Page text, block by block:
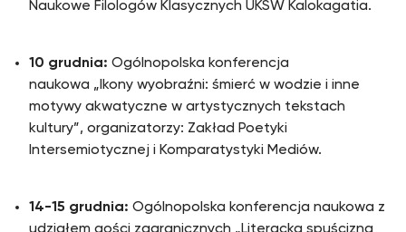
Naukowe Filologów Klasycznych UKSW Kalokagatia.
10 grudnia: Ogólnopolska konferencja
naukowa „Ikony wyobraźni: śmierć w wodzie i inne
motywy akwatyczne w artystycznych tekstach
kultury”, organizatorzy: Zakład Poetyki
Intersemiotycznej i Komparatystyki Mediów.
14-15 grudnia: Ogólnopolska konferencja naukowa z